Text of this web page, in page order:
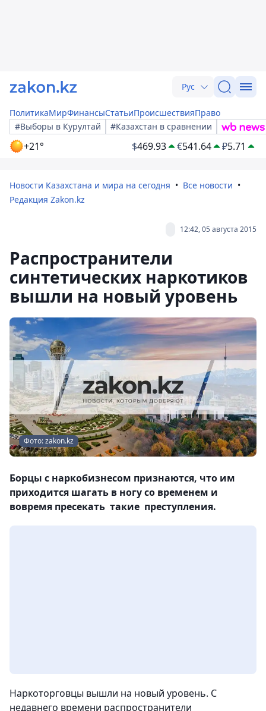
Рус
ПолитикаМирФинансыСтатьиПроисшествияПраво
#Выборы в Курултай
#Казахстан в сравнении
+21° $469.93 €541.64 ₽5.71
Новости Казахстана и мира на сегодня
Все новости
Редакция Zakon.kz
12:42, 05 августа 2015
Распространители
синтетических наркотиков
вышли на новый уровень
Фото: zakon.kz
Борцы с наркобизнесом признаются, что им
приходится шагать в ногу со временем и
вовремя пресекать такие преступления.
Наркоторговцы вышли на новый уровень. С
недавнего времени распространители